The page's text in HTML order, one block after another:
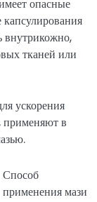
опасные
капсулирования
внутрикожно,
тканей или
ускорения
применяют в
Способ
применения мази